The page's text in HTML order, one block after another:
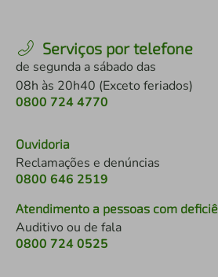
Serviços por telefone
de segunda a sábado das
08h às 20h40 (Exceto feriados)
0800 724 4770
Ouvidoria
Reclamações e denúncias
0800 646 2519
Atendimento a pessoas com
Auditivo ou de fala
0800 724 0525